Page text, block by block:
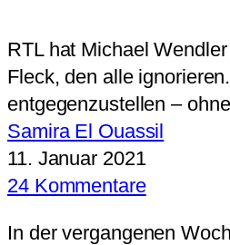
RTL hat Michael
Fleck, den alle
entgegenzustellen –
Samira El Ouassil
11. Januar 2021
24 Kommentare
In der vergangenen